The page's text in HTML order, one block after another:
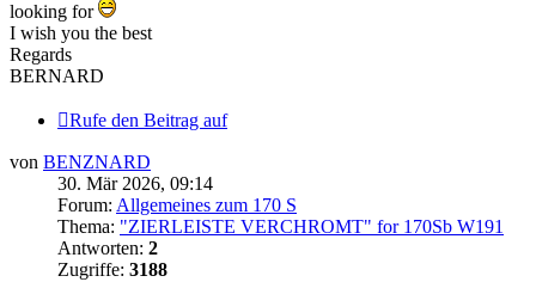
looking for
I wish you the best
Regards
BERNARD
Rufe den Beitrag auf
von BENZNARD
30. Mär 2026, 09:14
Forum: Allgemeines zum 170 S
Thema: "ZIERLEISTE VERCHROMT" for 170Sb W191
Antworten: 2
Zugriffe: 3188